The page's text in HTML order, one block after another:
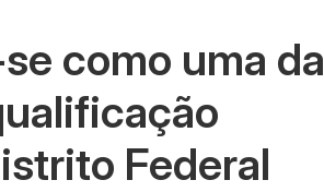
como uma
Federal